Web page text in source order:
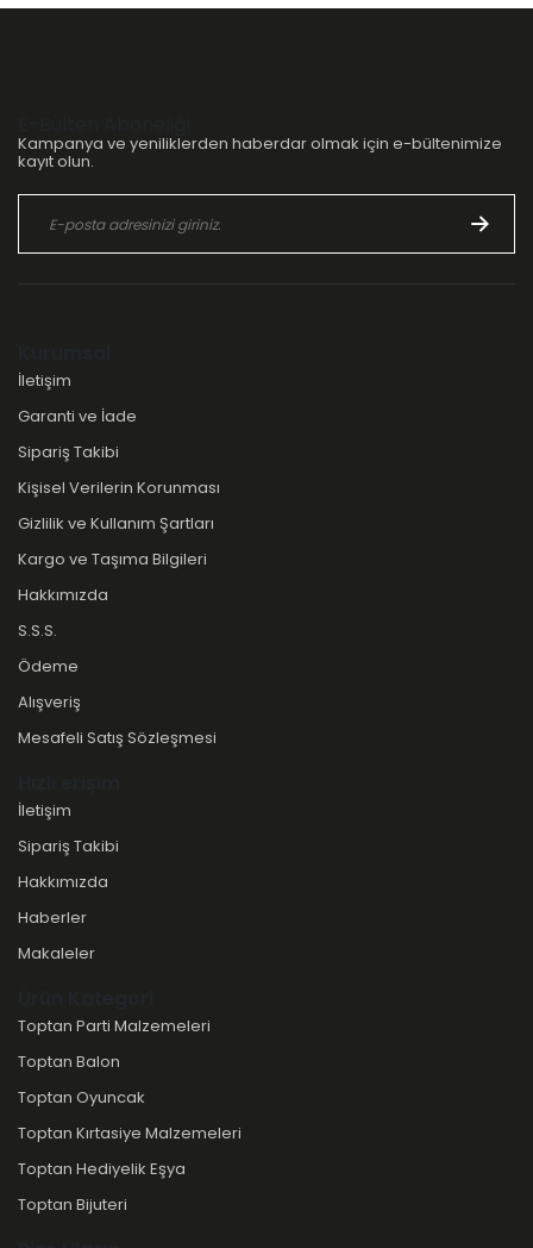
Kampanya ve yeniliklerden haberdar olmak için e-bültenimize
kayıt olun.
İletişim
Garanti ve İade
Sipariş Takibi
Kişisel Verilerin Korunması
Gizlilik ve Kullanım Şartları
Kargo ve Taşıma Bilgileri
Hakkımızda
S.S.S.
Ödeme
Alışveriş
Mesafeli Satış Sözleşmesi
İletişim
Sipariş Takibi
Hakkımızda
Haberler
Makaleler
Toptan Parti Malzemeleri
Toptan Balon
Toptan Oyuncak
Toptan Kırtasiye Malzemeleri
Toptan Hediyelik Eşya
Toptan Bijuteri